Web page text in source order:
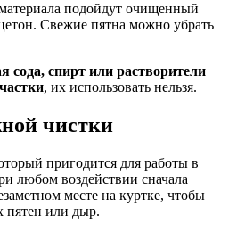
подойдут очищенный
Свежие пятна можно убрать
сода, спирт или растворители
, их использовать нельзя.
чистки
пригодится для работы в
любом воздействии сначала
месте на куртке, чтобы
пятен или дыр.